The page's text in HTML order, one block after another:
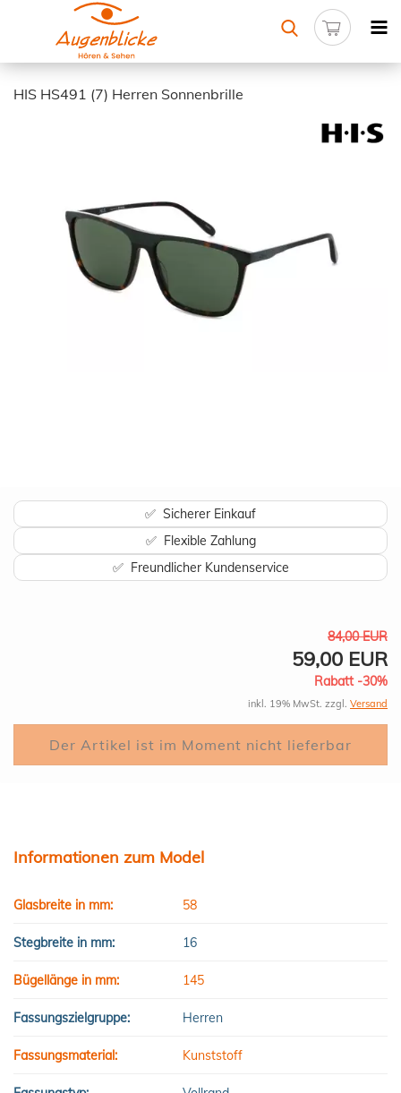
HIS HS491 (7) Herren Sonnenbrille
✅ Sicherer Einkauf
✅ Flexible Zahlung
✅ Freundlicher Kundenservice
84,00 EUR
59,00 EUR
Rabatt -30%
inkl. 19% MwSt. zzgl. Versand
Informationen zum Model
Glasbreite in mm: 58
Stegbreite in mm: 16
Bügellänge in mm: 145
Fassungszielgruppe: Herren
Fassungsmaterial: Kunststoff